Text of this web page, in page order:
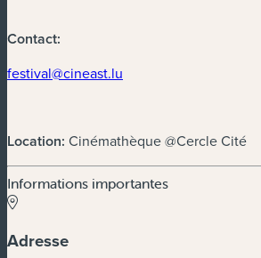
Contact:
festival@cineast.lu
Location: Cinémathèque @Cercle Cité
Informations importantes
Adresse